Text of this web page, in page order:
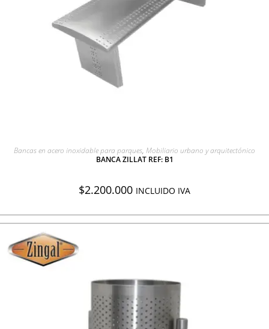
AGREGAR A COTIZACIÓN
Bancas en acero inoxidable para parques, Mobiliario urbano y arquitectónico
BANCA ZILLAT REF: B1
$2.200.000 INCLUIDO IVA